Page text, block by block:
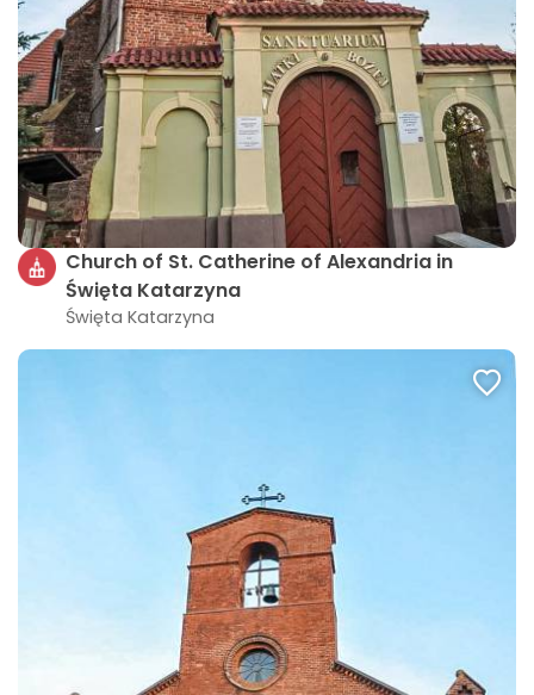
Church of St. Catherine of Alexandria in
Święta Katarzyna
Święta Katarzyna